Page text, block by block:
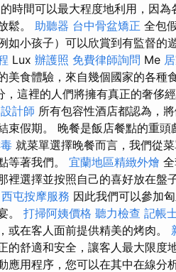
時間可以最大程度地利用，因
鬆。 助聽器 台中骨盆矯正 全包
如小孩子）可以欣賞到有監督的
Lux 辦護照 免費律師詢問 Me
美食體驗，來自幾個國家的各種
，這裡的人們將擁有真正的奢侈
計師 所有包容性酒店都認為，
束假期。 晚餐是飯店餐點的重
就菜單選擇晚餐而言，我們從
等著我們。 宜蘭地區精緻外燴
裡選擇並按照自己的喜好放在盤
西屯按摩服務 因此我們可以參加
。 打掃阿姨價格 聽力檢查 記帳
或在客人面前提供精美的烤肉。
的舒適和安全，讓客人最大限度
應用程序，您可以在其中在線分